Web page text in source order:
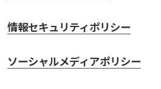
情報セキュリティポリシー
ソーシャルメディアポリシー